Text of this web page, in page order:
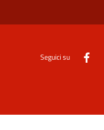
Seguici su